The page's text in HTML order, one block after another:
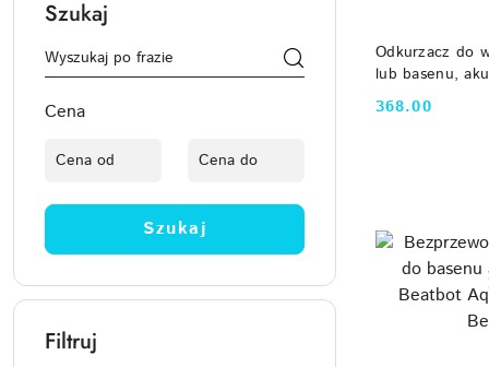
Szukaj
Cena
Szukaj
Filtruj
Odkurzacz do
lub basenu,
ręczny BWT
Cena:
368.00